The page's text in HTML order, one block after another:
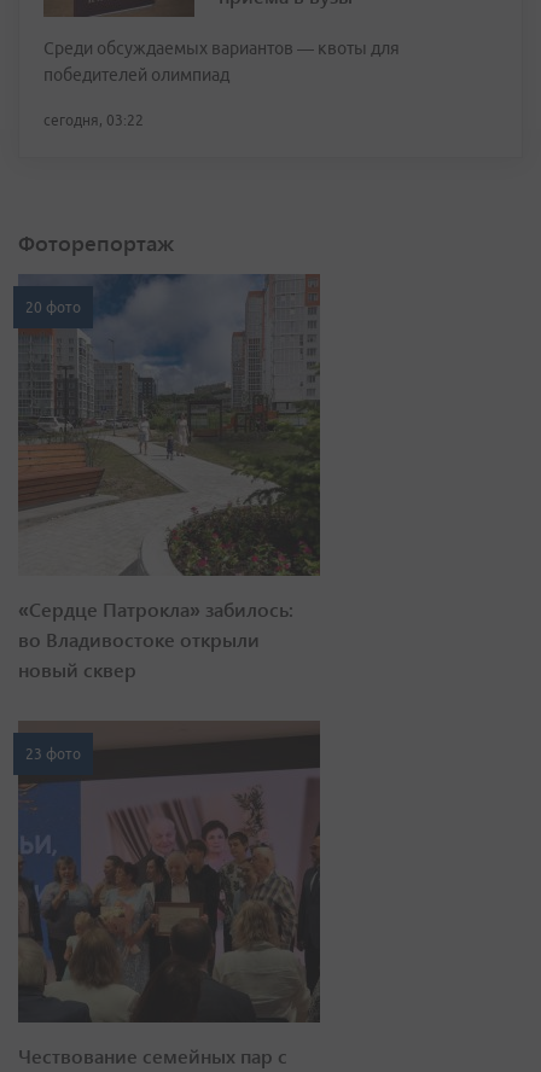
Среди обсуждаемых вариантов — квоты для
победителей олимпиад
сегодня, 03:22
Фоторепортаж
20 фото
«Сердце Патрокла» забилось:
во Владивостоке открыли
новый сквер
23 фото
Чествование семейных пар с